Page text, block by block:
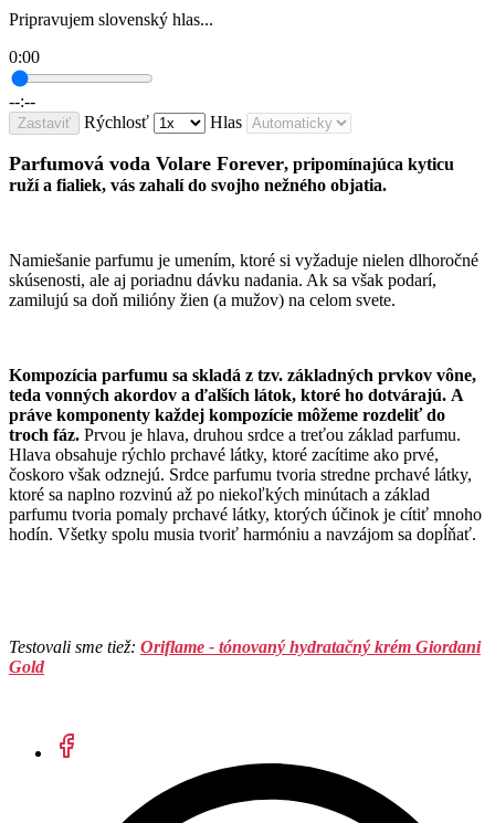
Pripravujem slovenský hlas...
0:00
--:--
Zastaviť Rýchlosť Hlas
Parfumová voda Volare Forever, pripomínajúca kyticu
ruží a fialiek, vás zahalí do svojho nežného objatia.
Namiešanie parfumu je umením, ktoré si vyžaduje nielen dlhoročné
skúsenosti, ale aj poriadnu dávku nadania. Ak sa však podarí,
zamilujú sa doň milióny žien (a mužov) na celom svete.
Kompozícia parfumu sa skladá z tzv. základných prvkov vône,
teda vonných akordov a ďalších látok, ktoré ho dotvárajú. A
práve komponenty každej kompozície môžeme rozdeliť do
troch fáz. Prvou je hlava, druhou srdce a treťou základ parfumu.
Hlava obsahuje rýchlo prchavé látky, ktoré zacítime ako prvé,
čoskoro však odznejú. Srdce parfumu tvoria stredne prchavé látky,
ktoré sa naplno rozvinú až po niekoľkých minútach a základ
parfumu tvoria pomaly prchavé látky, ktorých účinok je cítiť mnoho
hodín. Všetky spolu musia tvoriť harmóniu a navzájom sa dopĺňať.
Testovali sme tiež: Oriflame - tónovaný hydratačný krém Giordani
Gold